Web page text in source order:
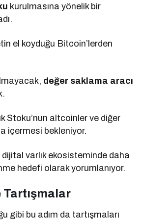
kurulmasına yönelik bir
el koyduğu Bitcoin’lerden
değer saklama aracı
Stoku’nun altcoinler ve diğer
içermesi bekleniyor.
dijital varlık ekosisteminde daha
hedefi olarak yorumlanıyor.
gibi bu adım da tartışmaları